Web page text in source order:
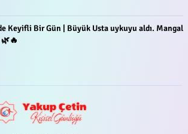
Keyifli Bir Gün | Büyük Usta uykuyu aldı. Mangal